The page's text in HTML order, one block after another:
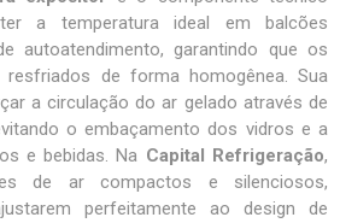
a temperatura ideal em balcões
autoatendimento, garantindo que os
resfriados de forma homogênea. Sua
a circulação do ar gelado através de
o embaçamento dos vidros e a
e bebidas. Na Capital Refrigeração,
de ar compactos e silenciosos,
perfeitamente ao design de